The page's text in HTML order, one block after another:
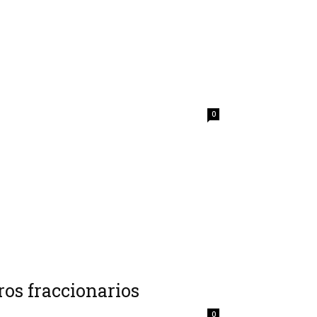
0
fraccionarios
0